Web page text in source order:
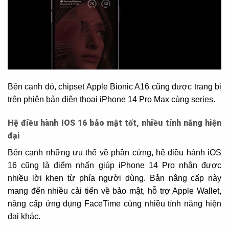
Bên cạnh đó, chipset Apple Bionic A16 cũng được trang bị
trên phiên bản điện thoại iPhone 14 Pro Max cùng series.
Hệ điều hành IOS 16 bảo mật tốt, nhiều tính năng hiện
đại
Bên cạnh những ưu thế về phần cứng, hệ điều hành iOS
16 cũng là điểm nhấn giúp iPhone 14 Pro nhận được
nhiều lời khen từ phía người dùng. Bản nâng cấp này
mang đến nhiều cải tiến về bảo mật, hỗ trợ Apple Wallet,
nâng cấp ứng dụng FaceTime cùng nhiều tính năng hiện
đại khác.